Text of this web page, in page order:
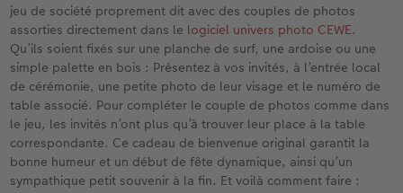
Possibilités de commande
Exemples
Témoignages clients
Coffeetable Book «Art Collection»
Photo d’identité biométrique
Accessoires
CEWE myPhotos
Photo sur bois
Tableau photo Prestige
Photo sur carton mousse
Multi-déco
CEWE myPhotos
Boîte cadeau photo
Idées de cadeaux
Carte cadeau CEWE
CEWE myPhotos
Avec design
CEWE myPhotos
CEWE myPhotos
Accessoires
pour l’EVJF
jeu de société proprement dit avec des couples de photos
assorties directement dans le logiciel univers photo CEWE.
Qu’ils soient fixés sur une planche de surf, une ardoise ou une
simple palette en bois : Présentez à vos invités, à l’entrée local
de cérémonie, une petite photo de leur visage et le numéro de
table associé. Pour compléter le couple de photos comme dans
le jeu, les invités n’ont plus qu’à trouver leur place à la table
correspondante. Ce cadeau de bienvenue original garantit la
bonne humeur et un début de fête dynamique, ainsi qu’un
sympathique petit souvenir à la fin. Et voilà comment faire :